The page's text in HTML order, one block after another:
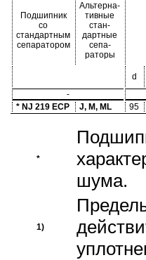
Подшипник
со
стандартным
сепаратором
Альтерна-
тивные
стан-
дартные
сепа-
раторы
d
-
* NJ 219 ECP
J, M, ML 95
*
шума.
1)